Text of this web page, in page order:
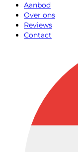
Aanbod
Over ons
Reviews
Contact